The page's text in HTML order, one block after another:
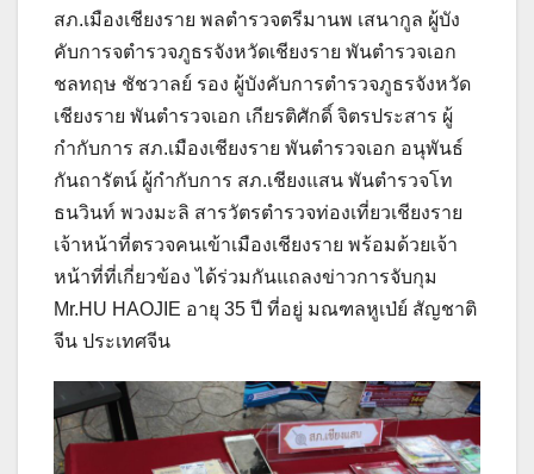
สภ.เมืองเชียงราย พลตำรวจตรีมานพ เสนากูล ผู้บัง
คับการจตำรวจภูธรจังหวัดเชียงราย พันตำรวจเอก
ชลทฤษ ชัชวาลย์ รอง ผู้บังคับการตำรวจภูธรจังหวัด
เชียงราย พันตำรวจเอก เกียรติศักดิ์ จิตรประสาร ผู้
กำกับการ สภ.เมืองเชียงราย พันตำรวจเอก อนุพันธ์
กันถารัตน์ ผู้กำกับการ สภ.เชียงแสน พันตำรวจโท
ธนวินท์ พวงมะลิ สารวัตรตำรวจท่องเที่ยวเชียงราย
เจ้าหน้าที่ตรวจคนเข้าเมืองเชียงราย พร้อมด้วยเจ้า
หน้าที่ที่เกี่ยวข้อง ได้ร่วมกันแถลงข่าวการจับกุม
Mr.HU HAOJIE อายุ 35 ปี ที่อยู่ มณฑลหูเป่ย์ สัญชาติ
จีน ประเทศจีน